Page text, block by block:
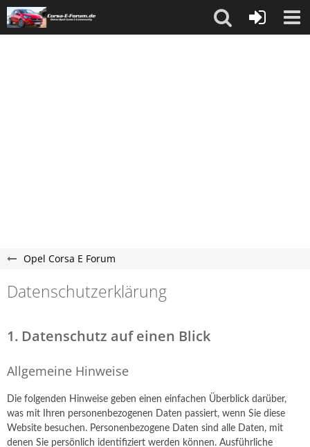
Opel Corsa E Forum
Datenschutzerklärung
1. Datenschutz auf einen Blick
Allgemeine Hinweise
Die folgenden Hinweise geben einen einfachen Überblick darüber,
was mit Ihren personenbezogenen Daten passiert, wenn Sie diese
Website besuchen. Personenbezogene Daten sind alle Daten, mit
denen Sie persönlich identifiziert werden können. Ausführliche